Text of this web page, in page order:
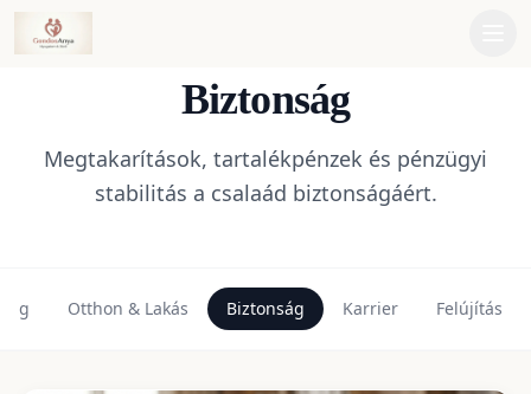
Biztonság
Megtakarítások, tartalékpénzek és pénzügyi
stabilitás a csalaád biztonságáért.
Otthon & Lakás Biztonság Karrier Felújítás